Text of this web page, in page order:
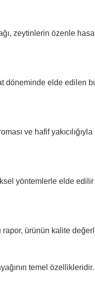
zeytinlerin özenle
elde edilen
ve hafif
yöntemlerle elde
ürünün kalite
temel